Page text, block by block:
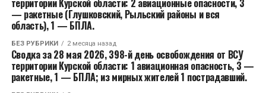
территории Курской области: 2 авиационные опасности, 3
— ракетные (Глушковский, Рыльский районы и вся
область), 1 — БПЛА.
БЕЗ РУБРИКИ 2 месяца назад
Сводка за 28 мая 2026, 398-й день освобождения от ВСУ
территории Курской области: 1 авиационная опасность, 3 —
ракетные, 1 — БПЛА; из мирных жителей 1 пострадавший.